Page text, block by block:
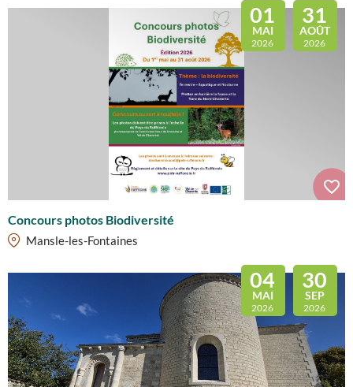
01
MAI
2026
31
AOÛT
2026
Concours photos Biodiversité
Mansle-les-Fontaines
04
MAI
2026
30
SEP
2026